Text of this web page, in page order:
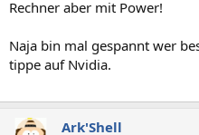
Rechner aber mit Power!
Naja bin mal gespannt wer
tippe auf Nvidia.
Ark'Shell